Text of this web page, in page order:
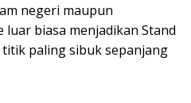
negeri maupun
luar biasa menjadikan Stand
paling sibuk sepanjang